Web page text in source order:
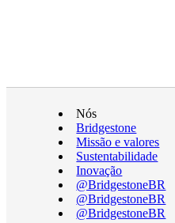
Nós
Bridgestone
Missão e valores
Sustentabilidade
Inovação
@BridgestoneBR
@BridgestoneBR
@BridgestoneBR